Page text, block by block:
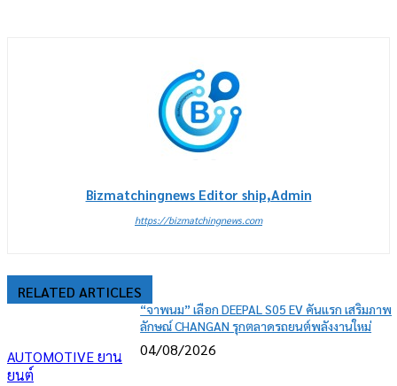
Bizmatchingnews Editor ship,Admin
https://bizmatchingnews.com
RELATED ARTICLES
AUTOMOTIVE ยาน
ยนต์
“จาพนม” เลือก DEEPAL S05 EV คันแรก เสริมภาพ
ลักษณ์ CHANGAN รุกตลาดรถยนต์พลังงานใหม่
04/08/2026